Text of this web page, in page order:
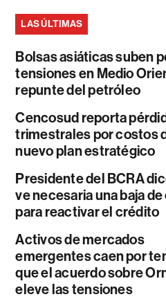
LAS ÚLTIMAS
Bolsas asiáticas suben
tensiones en Medio
repunte del petróleo
Cencosud reporta
trimestrales por costos
nuevo plan estratégico
Presidente del BCRA
ve necesaria una baja
para reactivar el crédito
Activos de mercados
emergentes caen por
que el acuerdo sobre
eleve las tensiones